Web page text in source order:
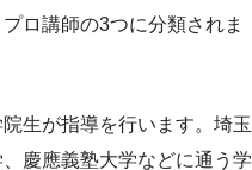
ロ講師の3つに分類されま
生が指導を行います。埼玉
慶應義塾大学などに通う学